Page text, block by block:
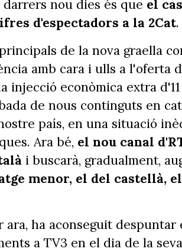
nou dies és que el
d'espectadors a la 2Cat.
de la nova graella
amb cara i ulls a l'oferta
injecció econòmica extra
de nous continguts en
país, en una situació
Ara bé, el nou canal
i buscarà, gradualment,
menor, el del castellà,
ara, ha aconseguit
a TV3 en el dia de la